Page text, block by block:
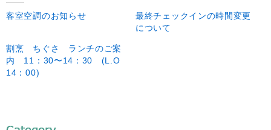
客室空調のお知らせ
最終チェックインの時間変更
について
割烹 ちぐさ ランチのご案
内 11：30〜14：30 (L.O
14：00)